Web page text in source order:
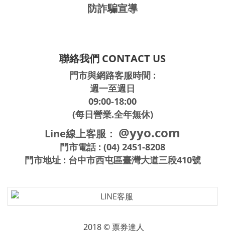
Line線上客服：@yyo.com
2018 © 票券達人
隱私政策